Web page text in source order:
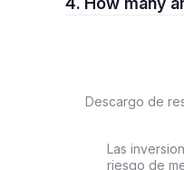
Descargo de
Las
riesgo de